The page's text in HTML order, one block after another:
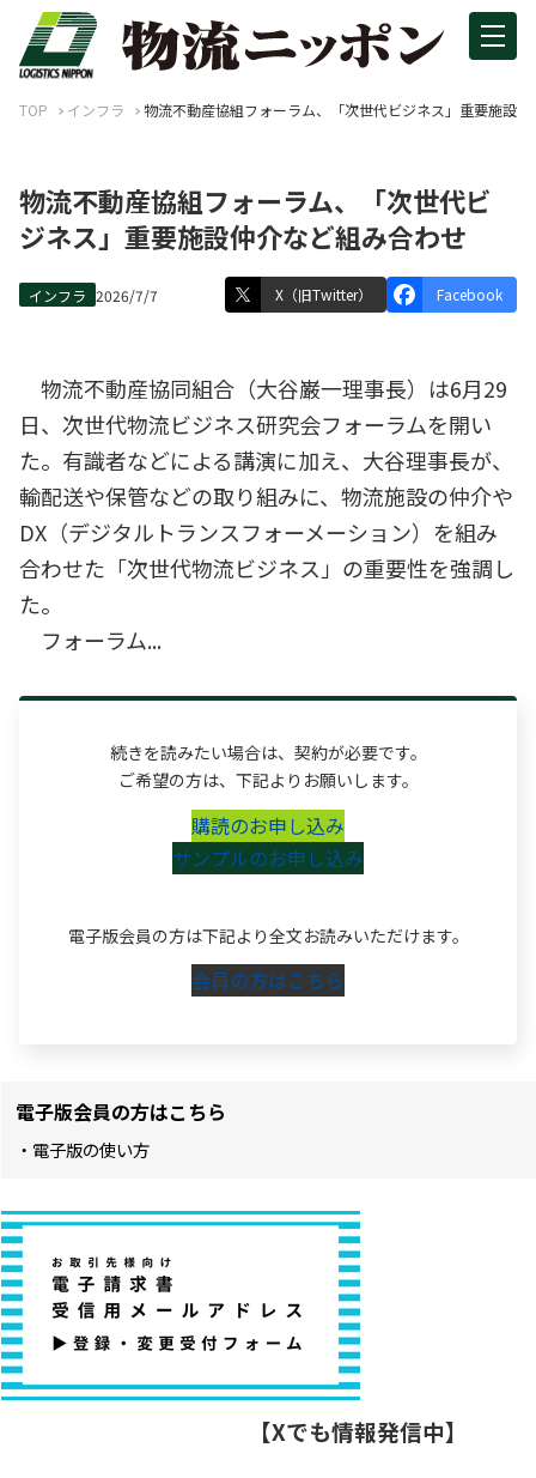
TOP インフラ 物流不動産協組フォーラム、「次世代ビジネス」重要施設
物流不動産協組フォーラム、「次世代ビ
ジネス」重要施設仲介など組み合わせ
インフラ 2026/7/7 X（旧Twitter） Facebook
物流不動産協同組合（大谷巌一理事長）は6月29
日、次世代物流ビジネス研究会フォーラムを開い
た。有識者などによる講演に加え、大谷理事長が、
輸配送や保管などの取り組みに、物流施設の仲介や
DX（デジタルトランスフォーメーション）を組み
合わせた「次世代物流ビジネス」の重要性を強調し
た。
フォーラム...
続きを読みたい場合は、契約が必要です。
ご希望の方は、下記よりお願いします。
購読のお申し込み
サンプルのお申し込み
電子版会員の方は下記より全文お読みいただけます。
会員の方はこちら
電子版会員の方はこちら
・電子版の使い方
【Xでも情報発信中】